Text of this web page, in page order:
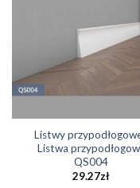
Listwy
Listwa
QS004
29.27zł